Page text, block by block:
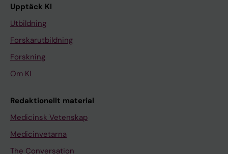
Upptäck KI
Utbildning
Forskarutbildning
Forskning
Om KI
Redaktionellt material
Medicinsk Vetenskap
Medicinvetarna
The Conversation